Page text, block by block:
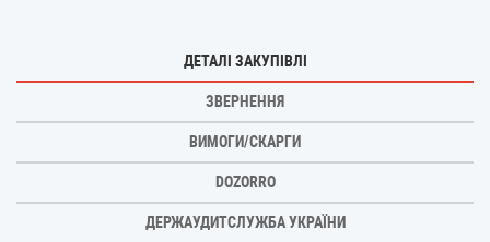
ДЕТАЛІ ЗАКУПІВЛІ
ЗВЕРНЕННЯ
ВИМОГИ/СКАРГИ
DOZORRO
ДЕРЖАУДИТСЛУЖБА УКРАЇНИ